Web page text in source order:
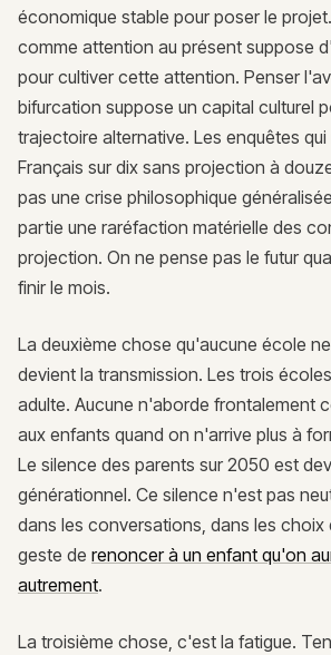
économique stable pour poser le
comme attention au présent suppose
pour cultiver cette attention. Penser
bifurcation suppose un capital culturel
trajectoire alternative. Les enquêtes
Français sur dix sans projection à
pas une crise philosophique
partie une raréfaction matérielle des
projection. On ne pense pas le futur
finir le mois.
La deuxième chose qu'aucune école
devient la transmission. Les trois
adulte. Aucune n'aborde frontalement
aux enfants quand on n'arrive plus à
Le silence des parents sur 2050 est
générationnel. Ce silence n'est pas
dans les conversations, dans les choix
geste de renoncer à un enfant qu'on
autrement.
La troisième chose, c'est la fatigue.